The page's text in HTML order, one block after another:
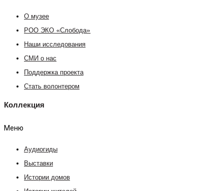
О музее
РОО ЭКО «Слобода»
Наши исследования
СМИ о нас
Поддержка проекта
Стать волонтером
Коллекция
Меню
Аудиогиды
Выставки
Истории домов